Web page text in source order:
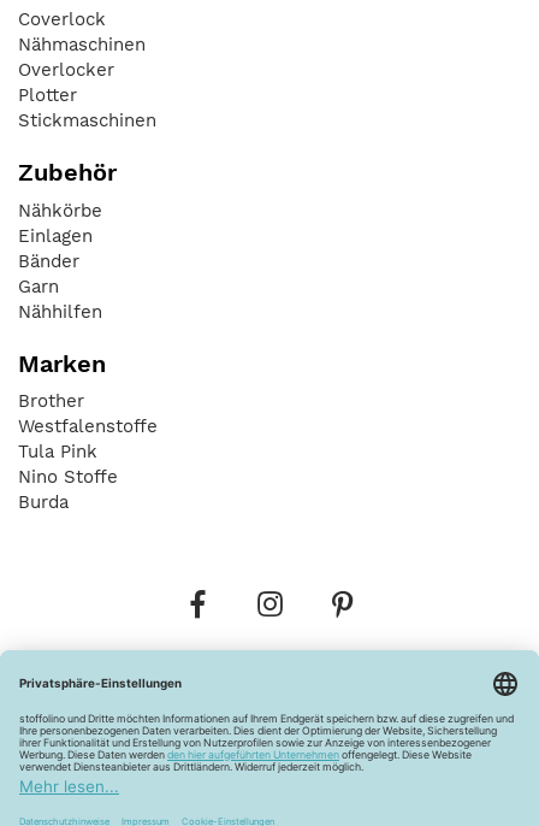
Coverlock
Nähmaschinen
Overlocker
Plotter
Stickmaschinen
Zubehör
Nähkörbe
Einlagen
Bänder
Garn
Nähhilfen
Marken
Brother
Westfalenstoffe
Tula Pink
Nino Stoffe
Burda
Widerrufsbelehrung Vertrag widerrufen
Barrierefreiheitserklärung